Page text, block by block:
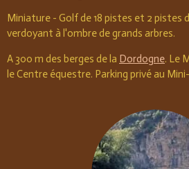
Miniature - Golf de 18 pistes et 2 pistes
verdoyant à l'ombre de grands arbres.
A 300 m des berges de la Dordogne. Le
le Centre équestre. Parking privé au